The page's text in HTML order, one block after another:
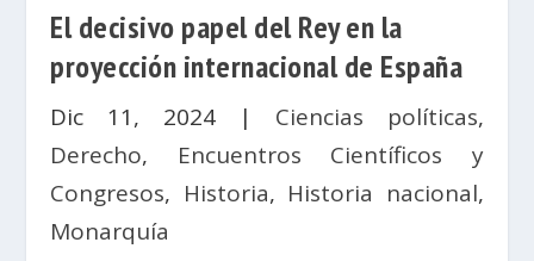
El decisivo papel del Rey en la
proyección internacional de España
Dic 11, 2024| Ciencias políticas,
Derecho, Encuentros Científicos y
Congresos, Historia, Historia nacional,
Monarquía